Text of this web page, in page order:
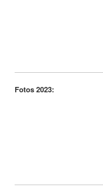
Fotos 2023: